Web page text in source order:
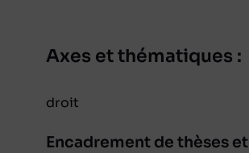
Axes et thématiques :
droit
Encadrement de thèses et